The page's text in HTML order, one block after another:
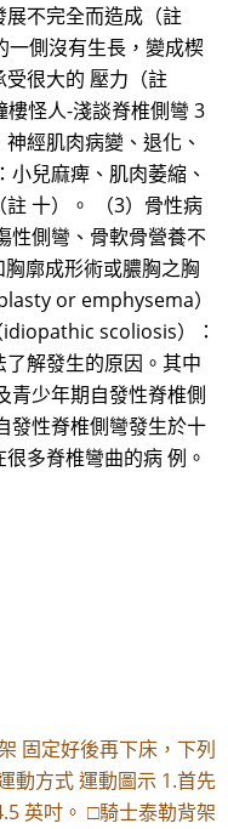
不完全而造成（註
一側沒有生長，變成楔
很大的 壓力（註
怪人-淺談脊椎側彎 3
經肌肉病變、退化、
小兒麻痺、肌肉萎縮、
十）。 （3）骨性病
性側彎、骨軟骨營養不
廓成形術或膿胸之胸
or emphysema）
idiopathic scoliosis）：
解發生的原因。其中
青少年期自發性脊椎側
發性脊椎側彎發生於十
多脊椎彎曲的病 例。
固定好後再下床，下列
動方式 運動圖示 1.首先
英吋。 □騎士泰勒背架